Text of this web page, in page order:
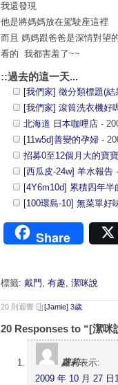
我還發現
他是將媽媽放在駕駛座這裡
而且 媽媽跟爸爸是深情對望
看的 我都害羞了~~
::過去的這一天...
[我們家] 徵分類標題(結
[我們家] 滾筒洗衣機好
北海道 日本咖哩店 -
[11w5d]善變的孕婦 -
招募0至12個月大的寶
[西瓜皮-24w] 羊水報告
[4Y6m10d] 累積四年半
[100環島-10] 無菜單好
Share
標籤: 戴門 , 有趣, 潔咪說
20 則迴響 [Jamie] 3歲
20 Responses to “[潔咪
蘿莉表示:
2009 年 10 月 27 日